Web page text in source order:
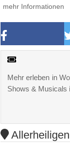
mehr Informationen
Mehr erleben in
Shows & Musicals